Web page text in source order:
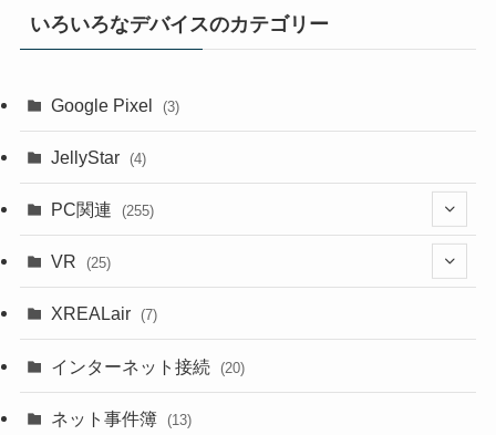
いろいろなデバイスのカテゴリー
Google Pixel (3)
JellyStar (4)
PC関連 (255)
(9)
VR (25)
(18)
(13)
XREALair (7)
インターネット接続 (20)
ネット事件簿 (13)